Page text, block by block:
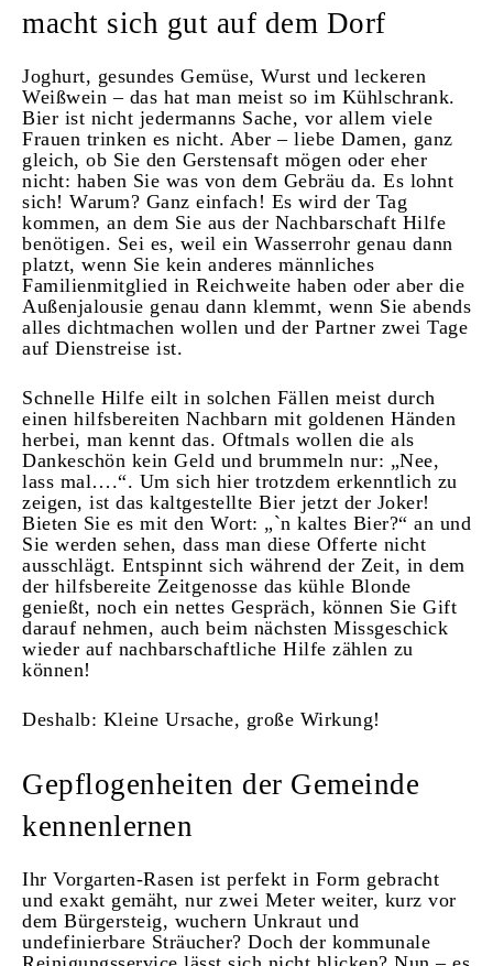
macht sich gut auf dem Dorf
Joghurt, gesundes Gemüse, Wurst und leckeren
Weißwein – das hat man meist so im Kühlschrank.
Bier ist nicht jedermanns Sache, vor allem viele
Frauen trinken es nicht. Aber – liebe Damen, ganz
gleich, ob Sie den Gerstensaft mögen oder eher
nicht: haben Sie was von dem Gebräu da. Es lohnt
sich! Warum? Ganz einfach! Es wird der Tag
kommen, an dem Sie aus der Nachbarschaft Hilfe
benötigen. Sei es, weil ein Wasserrohr genau dann
platzt, wenn Sie kein anderes männliches
Familienmitglied in Reichweite haben oder aber die
Außenjalousie genau dann klemmt, wenn Sie abends
alles dichtmachen wollen und der Partner zwei Tage
auf Dienstreise ist.
Schnelle Hilfe eilt in solchen Fällen meist durch
einen hilfsbereiten Nachbarn mit goldenen Händen
herbei, man kennt das. Oftmals wollen die als
Dankeschön kein Geld und brummeln nur: „Nee,
lass mal….“. Um sich hier trotzdem erkenntlich zu
zeigen, ist das kaltgestellte Bier jetzt der Joker!
Bieten Sie es mit den Wort: „`n kaltes Bier?“ an und
Sie werden sehen, dass man diese Offerte nicht
ausschlägt. Entspinnt sich während der Zeit, in dem
der hilfsbereite Zeitgenosse das kühle Blonde
genießt, noch ein nettes Gespräch, können Sie Gift
darauf nehmen, auch beim nächsten Missgeschick
wieder auf nachbarschaftliche Hilfe zählen zu
können!
Deshalb: Kleine Ursache, große Wirkung!
Gepflogenheiten der Gemeinde
kennenlernen
Ihr Vorgarten-Rasen ist perfekt in Form gebracht
und exakt gemäht, nur zwei Meter weiter, kurz vor
dem Bürgersteig, wuchern Unkraut und
undefinierbare Sträucher? Doch der kommunale